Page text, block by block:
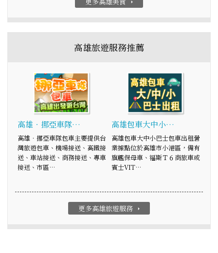
arrow_right
高雄旅遊服務推薦
高雄‧挪亞車隊…
高雄‧挪亞車隊包車主要提供台
灣旅遊包車、機場接送、高鐵接
送、車站接送、商務接送、專車
接送、市區…
高雄包車大中小…
高雄包車大中小巴士包車出租營
業據點位於高雄市小港區，備有
旗艦保母車、福斯Ｔ６商旅車或
賓士VIT…
更多高雄旅遊服務 arrow_right